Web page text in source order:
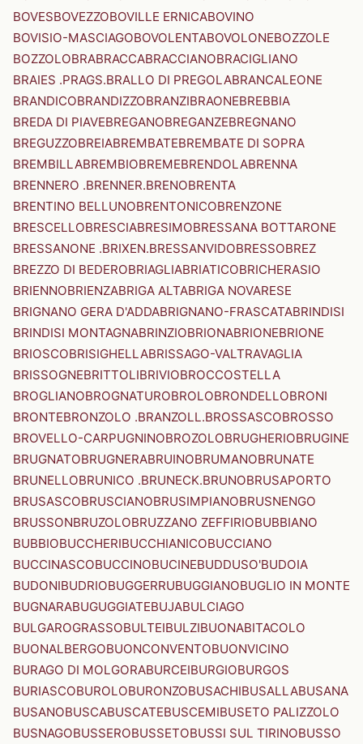
BOVESBOVEZZOBOVILLE ERNICABOVINO
BOVISIO-MASCIAGOBOVOLENTABOVOLONEBOZZOLE
BOZZOLOBRABRACCABRACCIANOBRACIGLIANO
BRAIES .PRAGS.BRALLO DI PREGOLABRANCALEONE
BRANDICOBRANDIZZOBRANZIBRAONEBREBBIA
BREDA DI PIAVEBREGANOBREGANZEBREGNANO
BREGUZZOBREIABREMBATEBREMBATE DI SOPRA
BREMBILLABREMBIOBREMEBRENDOLABRENNA
BRENNERO .BRENNER.BRENOBRENTA
BRENTINO BELLUNOBRENTONICOBRENZONE
BRESCELLOBRESCIABRESIMOBRESSANA BOTTARONE
BRESSANONE .BRIXEN.BRESSANVIDOBRESSOBREZ
BREZZO DI BEDEROBRIAGLIABRIATICOBRICHERASIO
BRIENNOBRIENZABRIGA ALTABRIGA NOVARESE
BRIGNANO GERA D'ADDABRIGNANO-FRASCATABRINDISI
BRINDISI MONTAGNABRINZIOBRIONABRIONEBRIONE
BRIOSCOBRISIGHELLABRISSAGO-VALTRAVAGLIA
BRISSOGNEBRITTOLIBRIVIOBROCCOSTELLA
BROGLIANOBROGNATUROBROLOBRONDELLOBRONI
BRONTEBRONZOLO .BRANZOLL.BROSSASCOBROSSO
BROVELLO-CARPUGNINOBROZOLOBRUGHERIOBRUGINE
BRUGNATOBRUGNERABRUINOBRUMANOBRUNATE
BRUNELLOBRUNICO .BRUNECK.BRUNOBRUSAPORTO
BRUSASCOBRUSCIANOBRUSIMPIANOBRUSNENGO
BRUSSONBRUZOLOBRUZZANO ZEFFIRIOBUBBIANO
BUBBIOBUCCHERIBUCCHIANICOBUCCIANO
BUCCINASCOBUCCINOBUCINEBUDDUSO'BUDOIA
BUDONIBUDRIOBUGGERRUBUGGIANOBUGLIO IN MONTE
BUGNARABUGUGGIATEBUJABULCIAGO
BULGAROGRASSOBULTEIBULZIBUONABITACOLO
BUONALBERGOBUONCONVENTOBUONVICINO
BURAGO DI MOLGORABURCEIBURGIOBURGOS
BURIASCOBUROLOBURONZOBUSACHIBUSALLABUSANA
BUSANOBUSCABUSCATEBUSCEMIBUSETO PALIZZOLO
BUSNAGOBUSSEROBUSSETOBUSSI SUL TIRINOBUSSO